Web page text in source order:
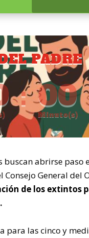
PADRE
: 00
Minuto(s)
buscan abrirse paso
General del
de los extintos
las cinco y